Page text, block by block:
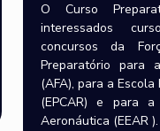
O Curso
interessados
concursos da
Preparatório para
(AFA), para a
(EPCAR) e para
Aeronáutica (EEAR ).